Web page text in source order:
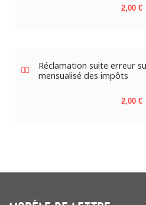
Prix
2,00 €
Réclamation suite erreur
mensualisé des impôts
Prix
2,00 €